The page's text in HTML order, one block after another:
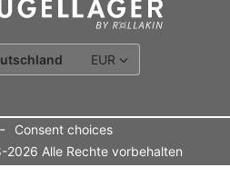
EUR
-
Consent choices
Alle Rechte vorbehalten